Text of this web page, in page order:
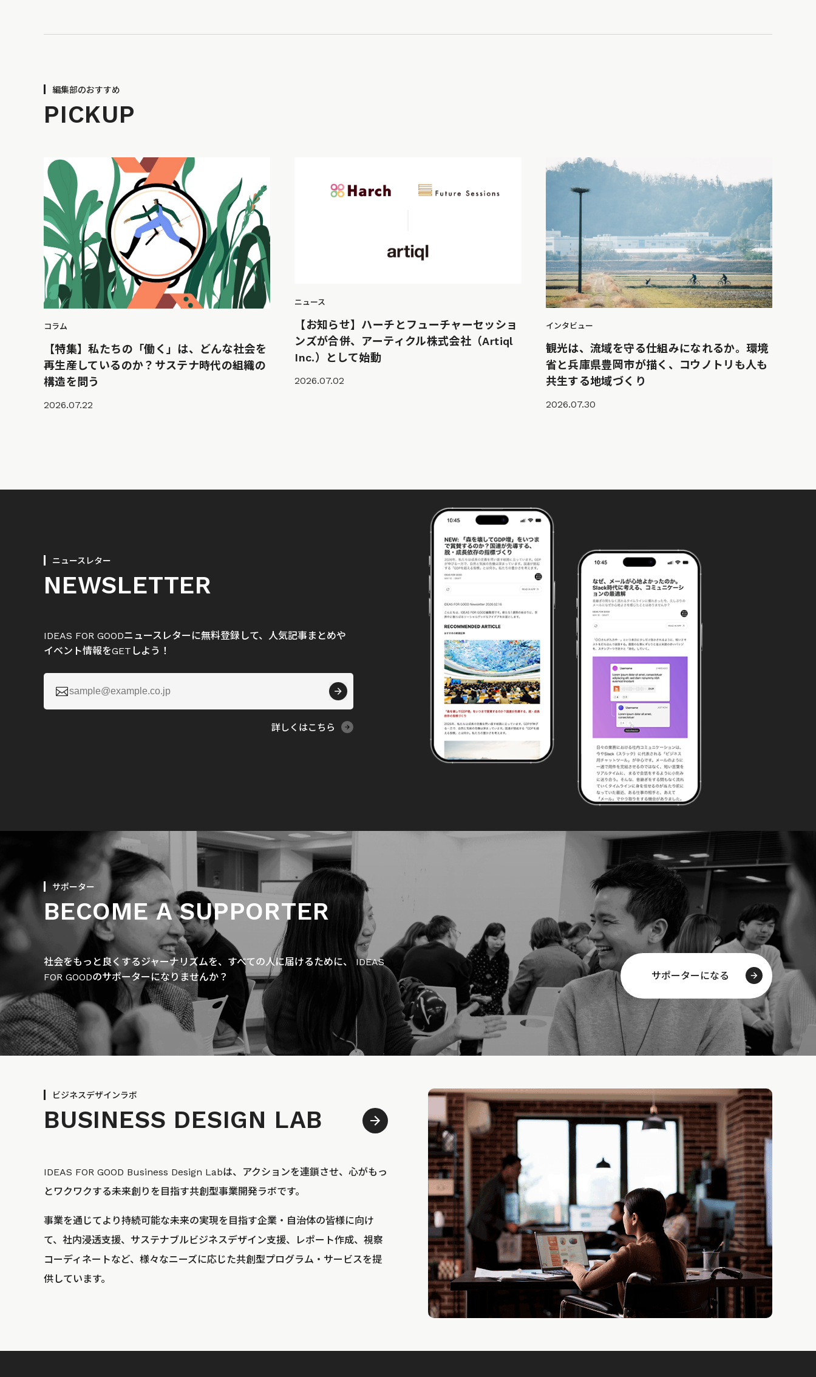
編集部のおすすめ
PICKUP
コラム
【特集】私たちの「働く」は、どんな社会を
再生産しているのか？サステナ時代の組織の
構造を問う
2026.07.22
ニュース
【お知らせ】ハーチとフューチャーセッショ
ンズが合併、アーティクル株式会社（Artiql
Inc.）として始動
2026.07.02
インタビュー
観光は、流域を守る仕組みになれるか。環境
省と兵庫県豊岡市が描く、コウノトリも人も
共生する地域づくり
2026.07.30
ニュースレター
NEWSLETTER
IDEAS FOR GOODニュースレターに無料登録して、人気記事まとめや
イベント情報をGETしよう！

詳しくはこちら
サポーター
BECOME A SUPPORTER
社会をもっと良くするジャーナリズムを、すべての人に届けるために、 IDEAS
FOR GOODのサポーターになりませんか？
サポーターになる
ビジネスデザインラボ
BUSINESS DESIGN LAB
IDEAS FOR GOOD Business Design Labは、アクションを連鎖させ、心がもっ
とワクワクする未来創りを目指す共創型事業開発ラボです。
事業を通じてより持続可能な未来の実現を目指す企業・自治体の皆様に向け
て、社内浸透支援、サステナブルビジネスデザイン支援、レポート作成、視察
コーディネートなど、様々なニーズに応じた共創型プログラム・サービスを提
供しています。